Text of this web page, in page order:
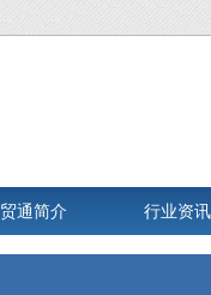
贸通简介 行业资讯